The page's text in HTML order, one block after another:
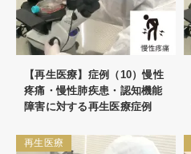
【再生医療】症例（10）慢性
疼痛・慢性肺疾患・認知機能
障害に対する再生医療症例
再生医療